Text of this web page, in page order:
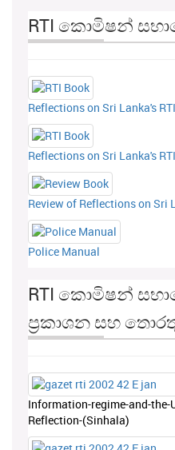
RTI කොමිෂන්
Reflections on Sri Lanka's
Reflections on Sri Lanka's
Review of Reflections on Sri
Police Manual
RTI කොමිෂන්
ප්‍රකාශන සහ
Information-regime-and-the-
Reflection-(Sinhala)